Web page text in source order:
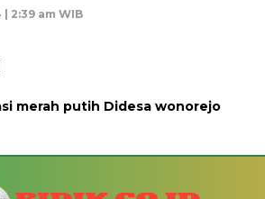
2:39 am WIB
merah putih Didesa wonorejo